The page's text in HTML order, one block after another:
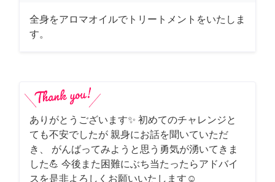
全身をアロマオイルでトリートメントをいたしま
す。
ありがとうございます✨ 初めてのチャレンジと
ても不安でしたが 親身にお話を聞いていただ
き、 がんばってみようと思う勇気が湧いてきま
した💪 今後また困難にぶち当たったらアドバイ
スを是非よろしくお願いいたします☺️